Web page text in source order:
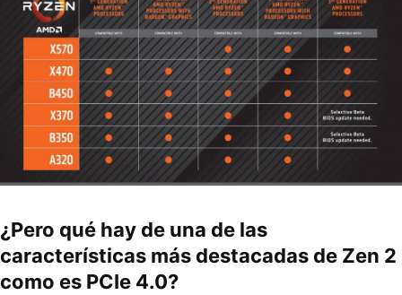
¿Pero qué hay de una de las
características más destacadas de Zen 2
como es PCIe 4.0?